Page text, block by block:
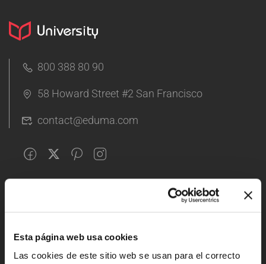
Esta página web usa cookies
Las cookies de este sitio web se usan para el correcto
800 388 80 90
58 Howard Street #2 San Francisco
contact@eduma.com
Report Copyright Infringement
Report Security Issue